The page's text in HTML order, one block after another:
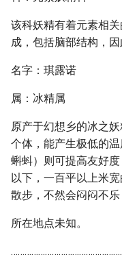
该科妖精有着元素相
成，包括脑部结构，
名字：琪露诺
属：冰精属
原产于幻想乡的冰之
个体，能产生极低的
蝌蚪）则可提高友好
以下，一百平以上米
散步，不然会闷闷不乐
所在地点未知。